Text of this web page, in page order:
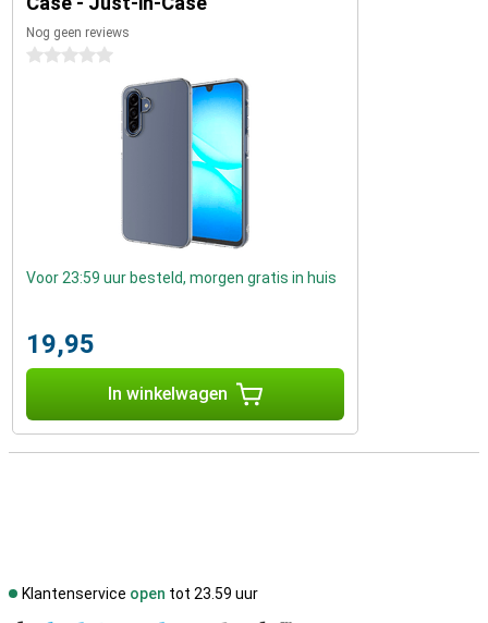
Nog geen reviews
0 sterren
Voor 23:59 uur besteld, morgen gratis in huis
19,95
In winkelwagen
Klantenservice open tot 23.59 uur